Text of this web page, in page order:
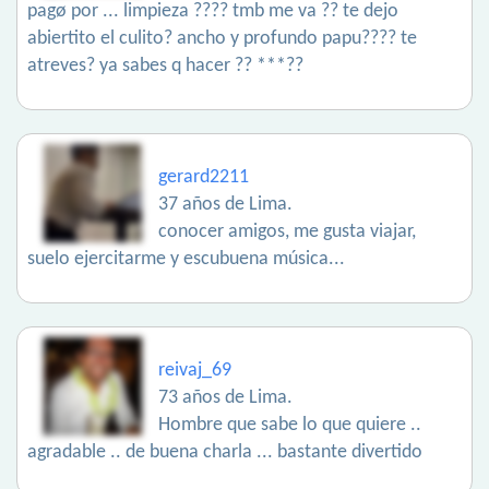
pagø por ... limpieza ???? tmb me va ?? te dejo
abiertito el culito? ancho y profundo papu???? te
atreves? ya sabes q hacer ?? ***??
gerard2211
37 años de Lima.
conocer amigos, me gusta viajar,
suelo ejercitarme y escubuena música...
reivaj_69
73 años de Lima.
Hombre que sabe lo que quiere ..
agradable .. de buena charla ... bastante divertido